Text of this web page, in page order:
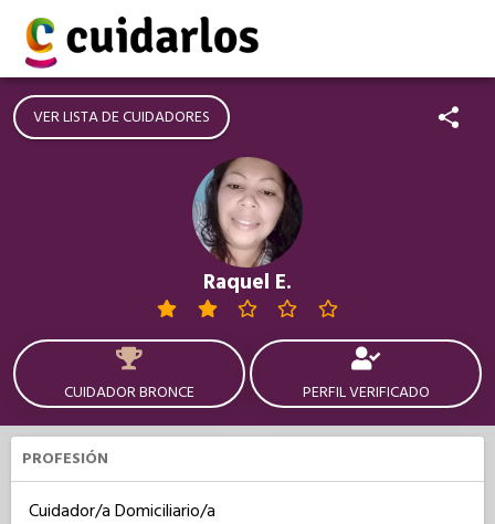
VER LISTA DE CUIDADORES
Raquel E.
CUIDADOR BRONCE PERFIL VERIFICADO
PROFESIÓN
Cuidador/a Domiciliario/a